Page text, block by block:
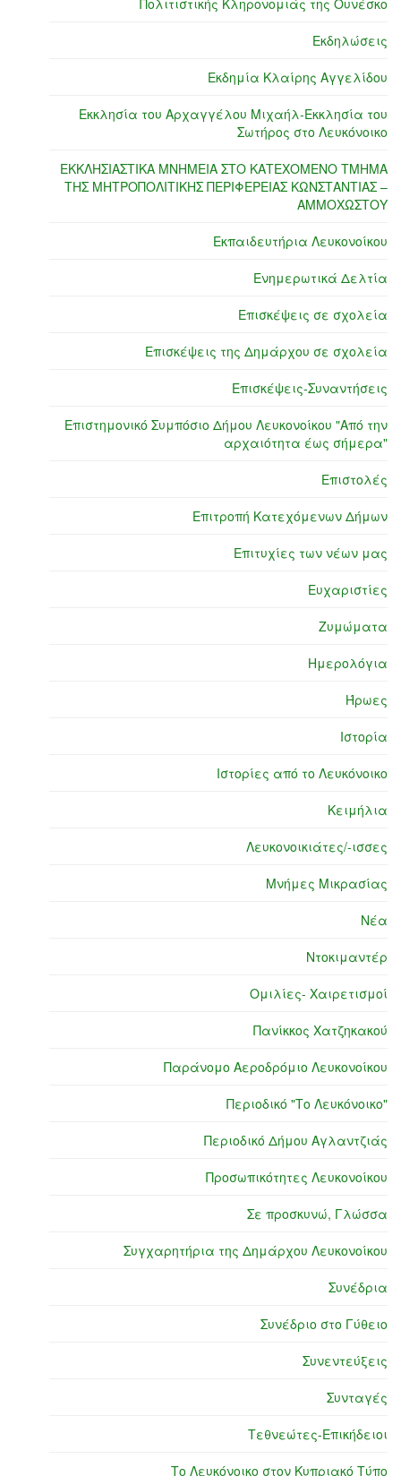
Πολιτιστικής Κληρονομιάς της Ουνέσκο
Εκδηλώσεις
Εκδημία Κλαίρης Αγγελίδου
Εκκλησία του Αρχαγγέλου Μιχαήλ-Εκκλησία του
Σωτήρος στο Λευκόνοικο
ΕΚΚΛΗΣΙΑΣΤΙΚΑ ΜΝΗΜΕΙΑ ΣΤΟ ΚΑΤΕΧΟΜΕΝΟ ΤΜΗΜΑ
ΤΗΣ ΜΗΤΡΟΠΟΛΙΤΙΚΗΣ ΠΕΡΙΦΕΡΕΙΑΣ ΚΩΝΣΤΑΝΤΙΑΣ –
ΑΜΜΟΧΩΣΤΟΥ
Εκπαιδευτήρια Λευκονοίκου
Ενημερωτικά Δελτία
Επισκέψεις σε σχολεία
Επισκέψεις της Δημάρχου σε σχολεία
Επισκέψεις-Συναντήσεις
Επιστημονικό Συμπόσιο Δήμου Λευκονοίκου "Από την
αρχαιότητα έως σήμερα"
Επιστολές
Επιτροπή Κατεχόμενων Δήμων
Επιτυχίες των νέων μας
Ευχαριστίες
Ζυμώματα
Ημερολόγια
Ήρωες
Ιστορία
Ιστορίες από το Λευκόνοικο
Κειμήλια
Λευκονοικιάτες/-ισσες
Μνήμες Μικρασίας
Νέα
Ντοκιμαντέρ
Ομιλίες- Χαιρετισμοί
Πανίκκος Χατζηκακού
Παράνομο Αεροδρόμιο Λευκονοίκου
Περιοδικό "Το Λευκόνοικο"
Περιοδικό Δήμου Αγλαντζιάς
Προσωπικότητες Λευκονοίκου
Σε προσκυνώ, Γλώσσα
Συγχαρητήρια της Δημάρχου Λευκονοίκου
Συνέδρια
Συνέδριο στο Γύθειο
Συνεντεύξεις
Συνταγές
Τεθνεώτες-Επικήδειοι
Το Λευκόνοικο στον Κυπριακό Τύπο